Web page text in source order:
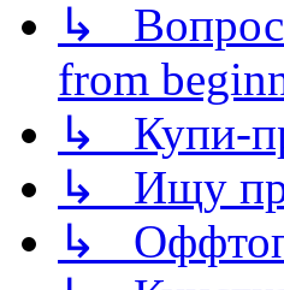
↳
from
↳ Купи-
↳ Ищу
↳